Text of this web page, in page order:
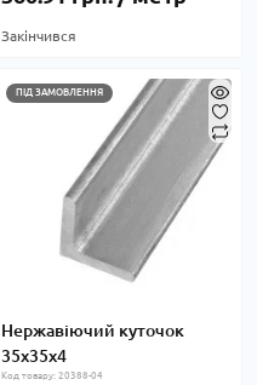
Закінчився
ПІД ЗАМОВЛЕННЯ
Нержавіючий куточок
35х35х4
Код товару: 20388-04